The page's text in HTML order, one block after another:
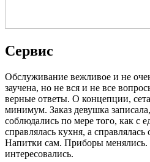
Сервис
Обслуживание вежливое и не
заучена, но не вся и не все
верные ответы. О концепции,
минимум. Заказ девушка
соблюдались по мере того, как с
справлялась кухня, а
Напитки сам. Приборы менялись.
интересовались.